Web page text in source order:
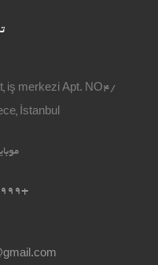
iş merkezi Apt. NO4/
İstanbul
+905525997999